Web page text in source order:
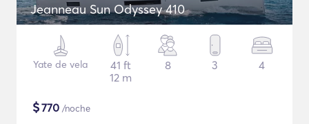
Jeanneau Sun Odyssey 410
Yate de vela
41 ft
12 m
8 3 4
$770 /noche